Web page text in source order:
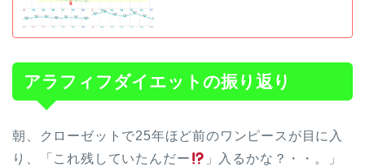
アラフィフダイエットの振り返り
朝、クローゼットで25年ほど前のワンピースが目に入
り、「これ残していたんだー
」入るかな？・・。」